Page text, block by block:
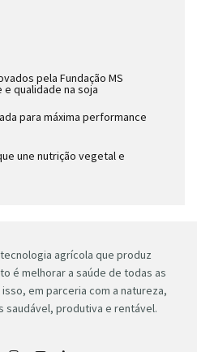
pela Fundação MS
qualidade na soja
para máxima performance
une nutrição vegetal e
agrícola que produz
é melhorar a saúde de todas as
em parceria com a natureza,
saudável, produtiva e rentável.